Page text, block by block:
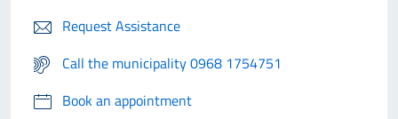
Request Assistance
Call the municipality 0968 1754751
Book an appointment